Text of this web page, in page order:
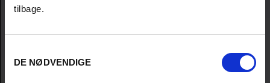
tilbage.
DE NØDVENDIGE